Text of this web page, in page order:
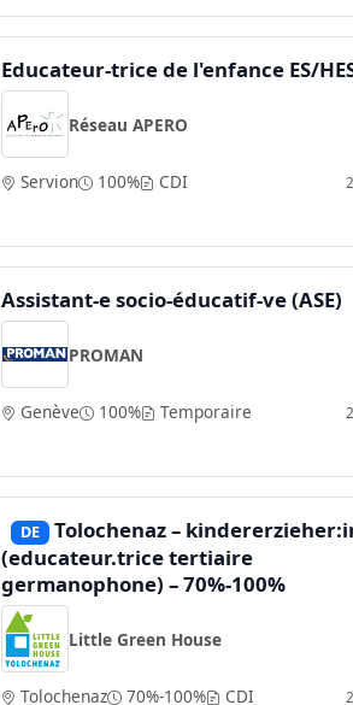
Educateur-trice de l'enfance ES/
Réseau APERO
Servion 100% CDI
Assistant-e socio-éducatif-ve (ASE)
PROMAN
Genève 100% Temporaire
DE
Tolochenaz –
(educateur.trice tertiaire
germanophone) – 70%-100%
Little Green House
Tolochenaz 70%-100% CDI